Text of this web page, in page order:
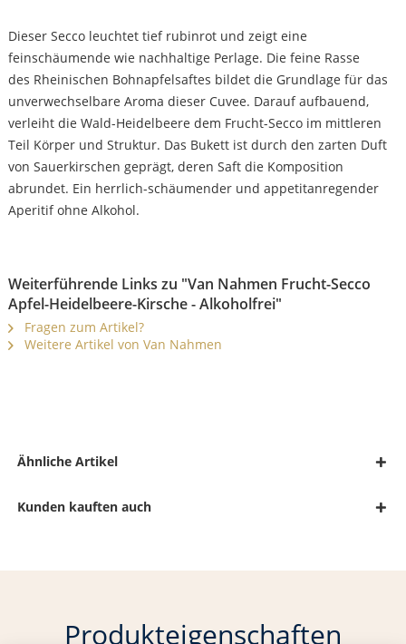
Dieser Secco leuchtet tief rubinrot und zeigt eine
feinschäumende wie nachhaltige Perlage. Die feine Rasse
des Rheinischen Bohnapfelsaftes bildet die Grundlage für das
unverwechselbare Aroma dieser Cuvee. Darauf aufbauend,
verleiht die Wald-Heidelbeere dem Frucht-Secco im mittleren
Teil Körper und Struktur. Das Bukett ist durch den zarten Duft
von Sauerkirschen geprägt, deren Saft die Komposition
abrundet. Ein herrlich-schäumender und appetitanregender
Aperitif ohne Alkohol.
Weiterführende Links zu "Van Nahmen Frucht-Secco
Apfel-Heidelbeere-Kirsche - Alkoholfrei"
Fragen zum Artikel?
Weitere Artikel von Van Nahmen
Ähnliche Artikel
Kunden kauften auch
Produkteigenschaften